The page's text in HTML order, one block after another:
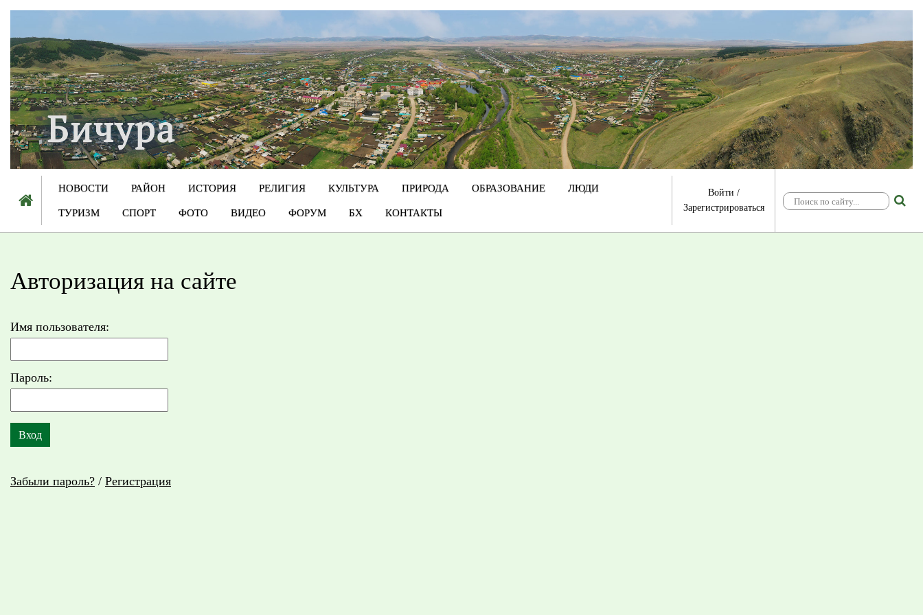
НОВОСТИ РАЙОН ИСТОРИЯ РЕЛИГИЯ КУЛЬТУРА ПРИРОДА ОБРАЗОВАНИЕ ЛЮДИ
ТУРИЗМ СПОРТ ФОТО ВИДЕО ФОРУМ БХ КОНТАКТЫ
Войти /
Зарегистрироваться
Авторизация на сайте
Имя пользователя:
Пароль:
Забыли пароль? / Регистрация